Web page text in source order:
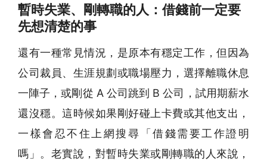
暫時失業、剛轉職的人：借錢前一定要
先想清楚的事
還有一種常見情況，是原本有穩定工作，但因為
公司裁員、生涯規劃或職場壓力，選擇離職休息
一陣子，或剛從 A 公司跳到 B 公司，試用期薪水
還沒穩。這時候如果剛好碰上卡費或其他支出，
一樣會忍不住上網搜尋「借錢需要工作證明
嗎」。老實說，對暫時失業或剛轉職的人來說，